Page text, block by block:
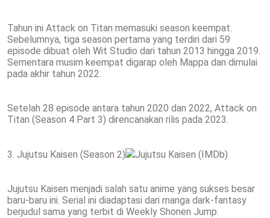
Tahun ini Attack on Titan memasuki season keempat.
Sebelumnya, tiga season pertama yang terdiri dari 59
episode dibuat oleh Wit Studio dari tahun 2013 hingga 2019.
Sementara musim keempat digarap oleh Mappa dan dimulai
pada akhir tahun 2022.
Setelah 28 episode antara tahun 2020 dan 2022, Attack on
Titan (Season 4 Part 3) direncanakan rilis pada 2023.
3. Jujutsu Kaisen (Season 2) Jujutsu Kaisen (IMDb)
Jujutsu Kaisen menjadi salah satu anime yang sukses besar
baru-baru ini. Serial ini diadaptasi dari manga dark-fantasy
berjudul sama yang terbit di Weekly Shonen Jump.